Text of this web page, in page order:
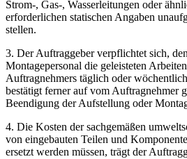
Strom-, Gas-, Wasserleitungen oder
erforderlichen statischen Angaben
stellen.
3. Der Auftraggeber verpflichtet sich,
Montagepersonal die geleisteten
Auftragnehmers täglich oder
bestätigt ferner auf vom Auftragnehmer
Beendigung der Aufstellung oder
4. Die Kosten der sachgemäßen
von eingebauten Teilen und
ersetzt werden müssen, trägt der